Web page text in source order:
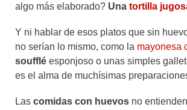
algo más elaborado? Una tortilla
Y ni hablar de esos platos que sin
no serían lo mismo, como la mayonesa
soufflé esponjoso o unas simples
es el alma de muchísimas
Las comidas con huevos no